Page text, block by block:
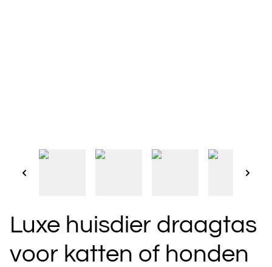
Luxe huisdier draagtas
voor katten of honden